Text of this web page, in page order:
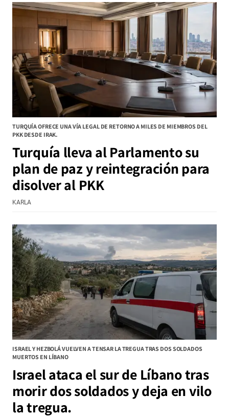
TURQUÍA OFRECE UNA VÍA LEGAL DE RETORNO A MILES DE MIEMBROS DEL
PKK DESDE IRAK.
Turquía lleva al Parlamento su
plan de paz y reintegración para
disolver al PKK
KARLA
ISRAEL Y HEZBOLÁ VUELVEN A TENSAR LA TREGUA TRAS DOS SOLDADOS
MUERTOS EN LÍBANO
Israel ataca el sur de Líbano tras
morir dos soldados y deja en vilo
la tregua.